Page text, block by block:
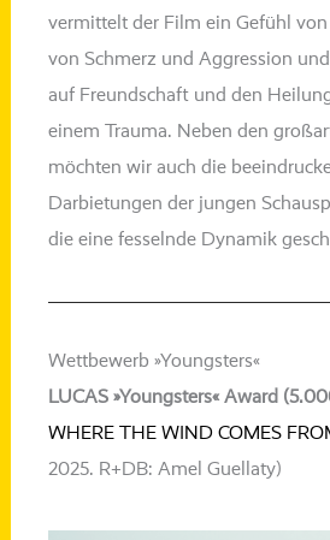
ver­mit­telt der Film ein Gefühl
von Schmerz und Aggression
auf Freundschaft und den
einem Trauma. Neben den
möch­ten wir auch die
Darbietungen der jun­gen
die eine fes­seln­de Dynamik
Wettbewerb »Youngsters«
LUCAS »Youngsters« Award
WHERE THE WIND COMES
2025. R+DB: Amel Guellaty)